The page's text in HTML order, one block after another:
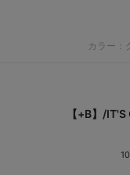
カラー：
【+B】/